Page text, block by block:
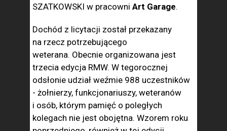
SZATKOWSKI w pracowni Art Garage.
Dochód z licytacji został przekazany
na rzecz potrzebującego
weterana. Obecnie organizowana jest
trzecia edycja RMW. W tegorocznej
odsłonie udział weźmie 988 uczestników
- żołnierzy, funkcjonariuszy, weteranów
i osób, którym pamięć o poległych
kolegach nie jest obojętna. Wzorem roku